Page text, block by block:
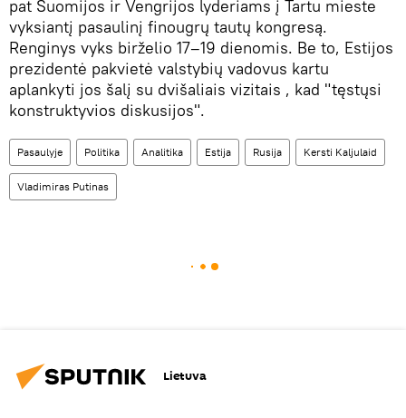
pat Suomijos ir Vengrijos lyderiams į Tartu mieste
vyksiantį pasaulinį finougrų tautų kongresą.
Renginys vyks birželio 17–19 dienomis. Be to, Estijos
prezidentė pakvietė valstybių vadovus kartu
aplankyti jos šalį su dvišaliais vizitais , kad "tęstųsi
konstruktyvios diskusijos".
Pasaulyje Politika Analitika Estija Rusija Kersti Kaljulaid
Vladimiras Putinas
Lietuva